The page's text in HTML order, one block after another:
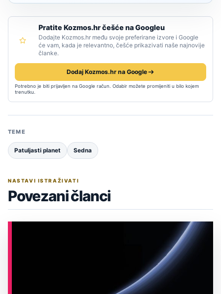
Pratite Kozmos.hr češće na Googleu
Dodajte Kozmos.hr među svoje preferirane izvore i Google
će vam, kada je relevantno, češće prikazivati naše najnovije
članke.
Dodaj Kozmos.hr na Google
Potrebno je biti prijavljen na Google račun. Odabir možete promijeniti u bilo kojem
trenutku.
TEME
Patuljasti planet Sedna
NASTAVI ISTRAŽIVATI
Povezani članci